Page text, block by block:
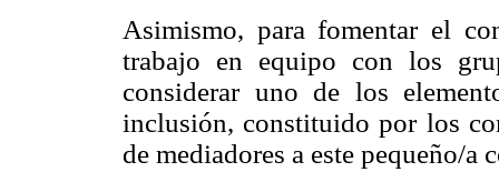
Asimismo, para fomentar el
trabajo en equipo con los
considerar uno de los
inclusión, constituido por los
de mediadores a este pequeño/a